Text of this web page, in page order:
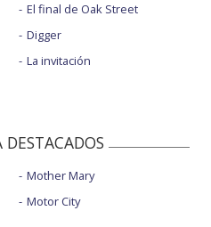
El final de Oak Street
Digger
La invitación
DESTACADOS
Mother Mary
Motor City